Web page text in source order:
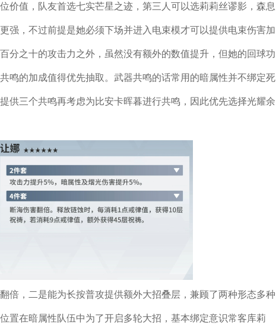
价值，队友首选七实芒星之迹，第三人可以选莉莉丝谬影，森息
强，不过前提是她必须下场并进入电束模才可以提供电束伤害加
分之十的攻击力之外，虽然没有额外的数值提升，但她的回球功
鸣的加成值得优先抽取。武器共鸣的话常用的暗属性并不绑定死
供三个共鸣再考虑为比安卡晖暮进行共鸣，因此优先选择光耀余
倍，二是能为长按普攻提供额外大招叠层，兼顾了两种形态多种
置在暗属性队伍中为了开启多轮大招，基本绑定意识常客库莉